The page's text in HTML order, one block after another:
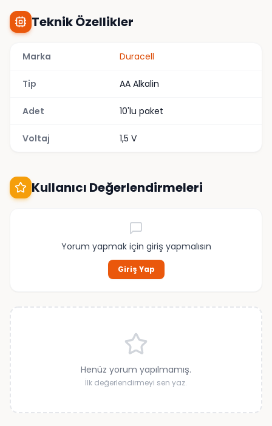
Teknik Özellikler
Marka Duracell
Tip AA Alkalin
Adet 10'lu paket
Voltaj 1,5 V
Kullanıcı Değerlendirmeleri
Yorum yapmak için giriş yapmalısın
Giriş Yap
Henüz yorum yapılmamış.
İlk değerlendirmeyi sen yaz.